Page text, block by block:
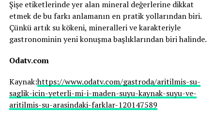
Şişe etiketlerinde yer alan mineral değerlerine dikkat
etmek de bu farkı anlamanın en pratik yollarından biri.
Çünkü artık su kökeni, mineralleri ve karakteriyle
gastronominin yeni konuşma başlıklarından biri halinde.
Odatv.com
Kaynak:https://www.odatv.com/gastroda/aritilmis-su-
saglik-icin-yeterli-mi-i-maden-suyu-kaynak-suyu-ve-
aritilmis-su-arasindaki-farklar-120147589